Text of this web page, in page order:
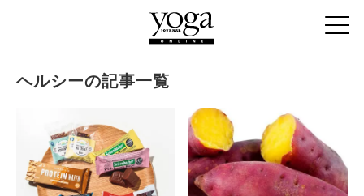
ヘルシーの記事一覧